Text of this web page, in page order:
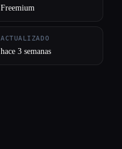
Freemium
ACTUALIZADO
hace 3 semanas